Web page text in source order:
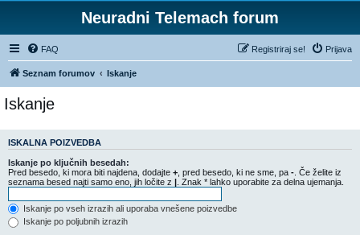
Neuradni Telemach forum
FAQ Prijava
Registriraj se!
Seznam forumov Iskanje
Iskanje
ISKALNA POIZVEDBA
Iskanje po ključnih besedah:
Pred besedo, ki mora biti najdena, dodajte + , pred besedo, ki ne sme, pa - . Če želite iz
seznama besed najti samo eno, jih ločite z | . Znak * lahko uporabite za delna ujemanja.
Iskanje po vseh izrazih ali uporaba vnešene poizvedbe
Iskanje po poljubnih izrazih